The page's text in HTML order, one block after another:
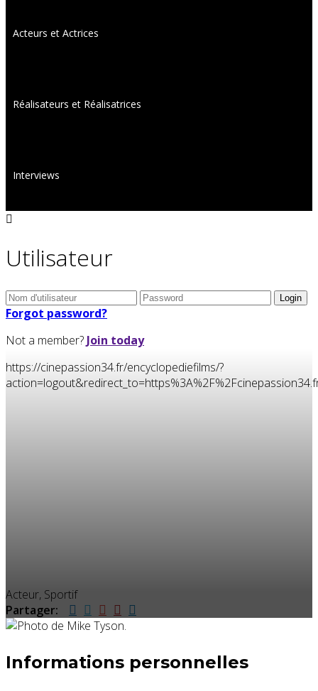
Acteurs et Actrices
Réalisateurs et Réalisatrices
Interviews
Utilisateur
Forgot password?
Not a member? Join today
https://cinepassion34.fr/encyclopediefilms/?
Acteur, Sportif
Partager:
Informations personnelles